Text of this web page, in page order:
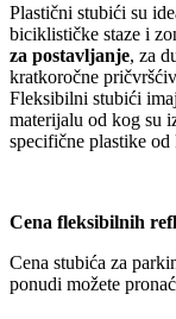
Plastični stubići su
biciklističke staze i
za postavljanje, za
kratkoročne
Fleksibilni stubići
materijalu od kog su
specifične plastike
Cena fleksibilnih
Cena stubića za
ponudi možete